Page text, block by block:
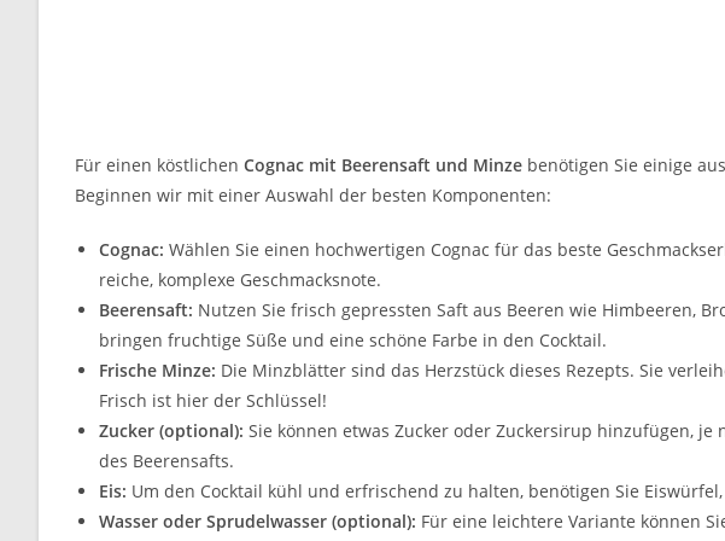
Für einen köstlichen Cognac mit Beerensaft und Minze benötigen Sie einige
Beginnen wir mit einer Auswahl der besten Komponenten:
Cognac: Wählen Sie einen hochwertigen Cognac für das beste
reiche, komplexe Geschmacksnote.
Beerensaft: Nutzen Sie frisch gepressten Saft aus Beeren wie Himbeeren,
bringen fruchtige Süße und eine schöne Farbe in den Cocktail.
Frische Minze: Die Minzblätter sind das Herzstück dieses Rezepts. Sie
Frisch ist hier der Schlüssel!
Zucker (optional): Sie können etwas Zucker oder Zuckersirup hinzufügen,
des Beerensafts.
Eis: Um den Cocktail kühl und erfrischend zu halten, benötigen Sie
Wasser oder Sprudelwasser (optional): Für eine leichtere Variante können